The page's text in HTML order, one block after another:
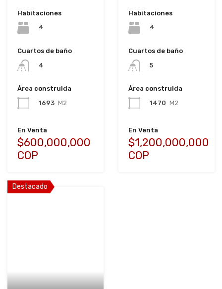
Habitaciones
4
Cuartos de baño
4
Área construida
1693 M2
En Venta
$600,000,000
COP
Habitaciones
4
Cuartos de baño
5
Área construida
1470 M2
En Venta
$1,200,000,000
COP
Destacado